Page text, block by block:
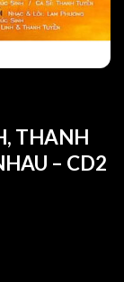
THANH
– CD2